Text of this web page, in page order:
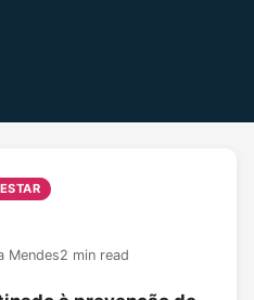
Mendes2 min read